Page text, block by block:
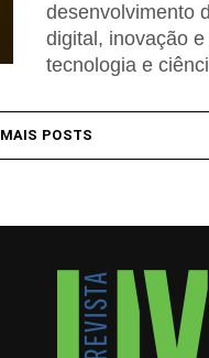
desenvolvimento
digital, inovação
tecnologia e
MAIS POSTS